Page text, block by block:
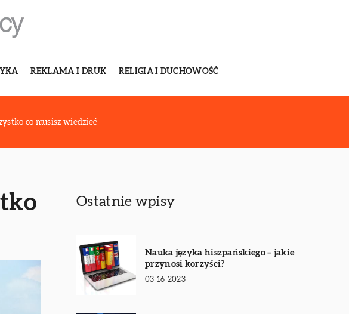
REKLAMA I DRUK RELIGIA I DUCHOWOŚĆ
co musisz wiedzieć
Ostatnie wpisy
Nauka języka hiszpańskiego – jakie
przynosi korzyści?
03-16-2023